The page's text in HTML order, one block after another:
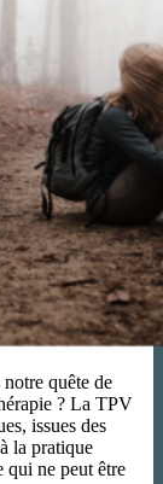
quête de
? La TPV
issues des
la pratique
qui ne peut être